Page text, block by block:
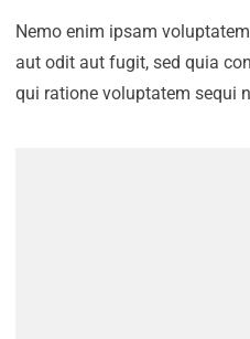
Nemo enim ipsam
aut odit aut fugit, sed quia
qui ratione voluptatem sequi